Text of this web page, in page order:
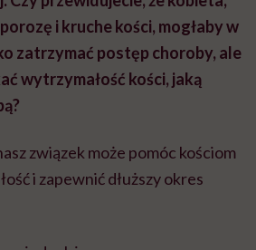
i kruche kości, mogłaby w
zatrzymać postęp choroby, ale
wytrzymałość kości, jaką
związek może pomóc kościom
i zapewnić dłuższy okres